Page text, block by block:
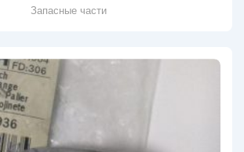
Запасные части